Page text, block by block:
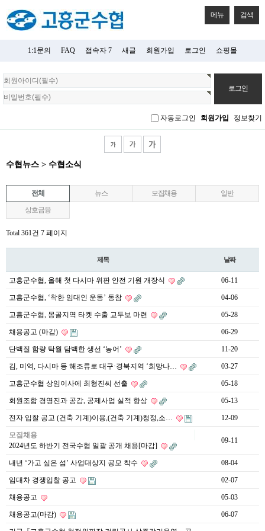
메뉴 검색
1:1문의 FAQ 접속자 7 새글 회원가입 로그인 쇼핑몰
회
원
로
자동로그인 회원가입 정보찾기
수협뉴스 > 수협소식
전체 뉴스 모집채용
일반
상호금융
Total 361건 7 페이지
제목 날짜
고흥군수협, 올해 첫 다시마 위판 안전 기원 개장식 06-11
고흥군수협, ‘착한 임대인 운동’ 동참 04-06
고흥군수협, 몽골지역 타켓 수출 교두보 마련 05-28
채용공고 (마감) 06-29
단백질 함량 탁월 담백한 생선 ‘농어’ 11-20
김, 미역, 다시마 등 해조류로 대구·경북지역 ‘희망나… 03-27
고흥군수협 상임이사에 최형진씨 선출 05-18
회원조합 경영진과 공감, 공제사업 실적 향상 05-13
전자 입찰 공고 (건축 기계)이용,(건축 기계)청정,소… 12-09
모집채용
2024년도 하반기 전국수협 일괄 공개 채용[마감]
09-11
내년 ‘가고 싶은 섬’ 사업대상지 공모 착수 08-04
임대차 경쟁입찰 공고 02-07
채용공고 05-03
채용공고(마감) 06-07